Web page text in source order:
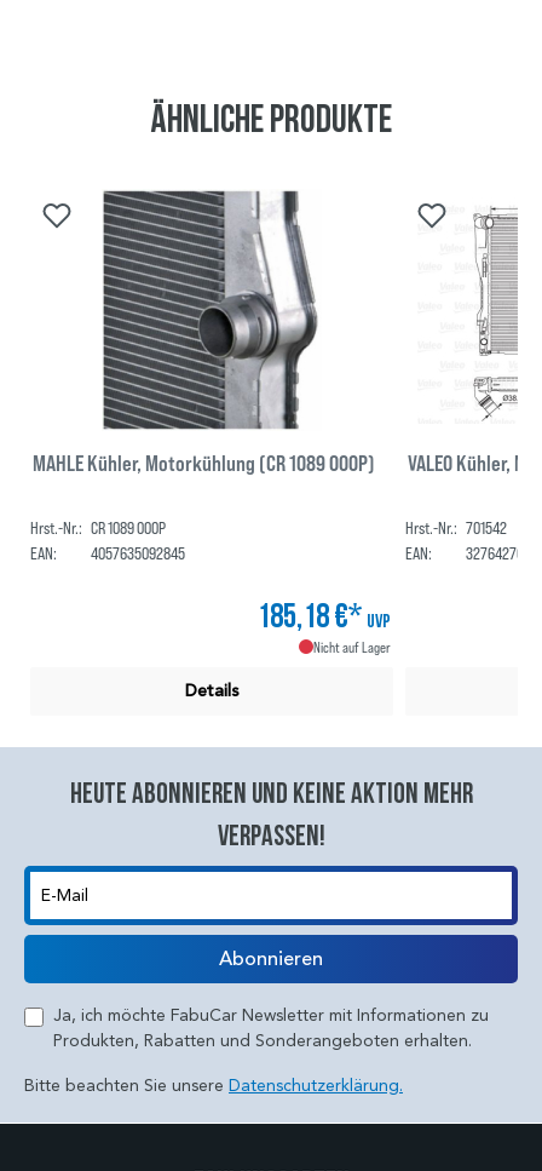
Ähnliche Produkte
MAHLE Kühler, Motorkühlung (CR 1089 000P)
Hrst.-Nr.: CR 1089 000P
EAN:
4057635092845
185,18 €* UVP
Nicht auf Lager
Details
VALEO Kühler,
Hrst.-Nr.: 701542
EAN:
Heute abonnieren und keine aktion mehr
verpassen!
E-Mail
Abonnieren
Ja, ich möchte FabuCar Newsletter mit Informationen zu
Produkten, Rabatten und Sonderangeboten erhalten.
Bitte beachten Sie unsere Datenschutzerklärung.